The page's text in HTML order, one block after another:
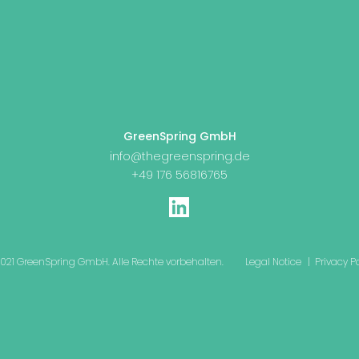
GreenSpring GmbH
info@thegreenspring.de
+49 176 56816765
GreenSpring GmbH. Alle Rechte vorbehalten. Legal Notice | Privacy